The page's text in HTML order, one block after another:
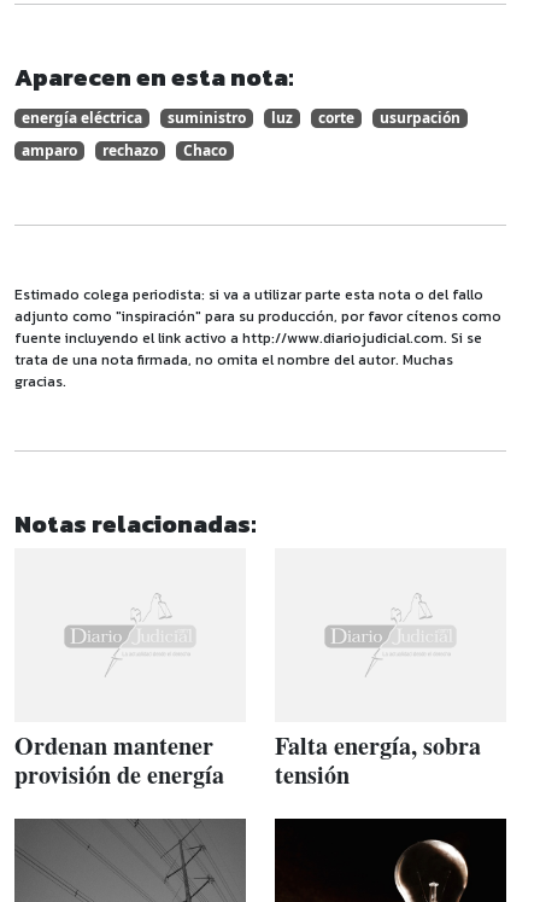
Aparecen en esta nota:
energía eléctrica suministro luz corte
usurpación
amparo
rechazo Chaco
Estimado colega periodista: si va a utilizar parte esta nota o del fallo
adjunto como "inspiración" para su producción, por favor cítenos como
fuente incluyendo el link activo a http://www.diariojudicial.com. Si se
trata de una nota firmada, no omita el nombre del autor. Muchas
gracias.
Notas relacionadas:
Ordenan mantener
provisión de energía
Falta energía, sobra
tensión